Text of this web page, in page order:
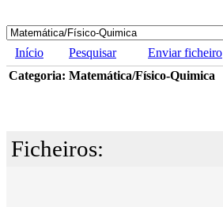
Início Pesquisar Enviar ficheiro
Categoria: Matemática/Físico-Quimica
Ficheiros: